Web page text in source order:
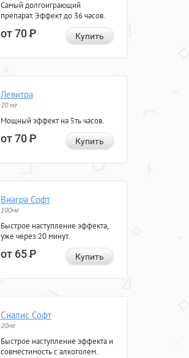
Самый долгоиграющий
препарат. Эффект до 36 часов.
от 70Р Купить
Левитра
20 мг
Мощный эффект на 5ть часов.
от 70Р Купить
Виагра Софт
100мг
Быстрое наступление эффекта,
уже через 20 минут.
от 65Р Купить
Сиалис Софт
20мг
Быстрое наступление эффекта и
совместимость с алкоголем.